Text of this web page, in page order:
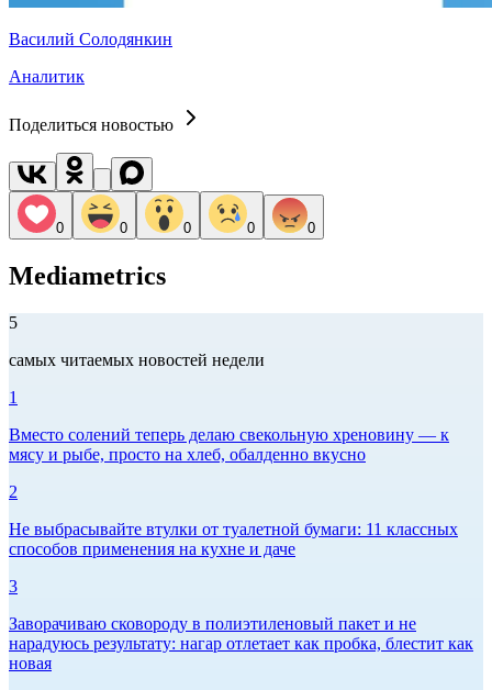
Василий Солодянкин
Аналитик
Поделиться новостью
0 0 0 0 0
Mediametrics
5
самых читаемых новостей недели
1
Вместо солений теперь делаю свекольную хреновину — к
мясу и рыбе, просто на хлеб, обалденно вкусно
2
Не выбрасывайте втулки от туалетной бумаги: 11 классных
способов применения на кухне и даче
3
Заворачиваю сковороду в полиэтиленовый пакет и не
нарадуюсь результату: нагар отлетает как пробка, блестит как
новая